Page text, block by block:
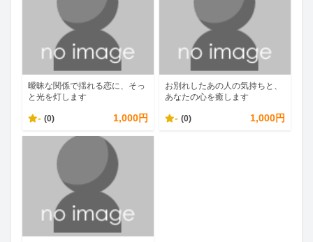
曖昧な関係で揺れる恋に、そっ
と光を灯します
- (0) 1,000円
お別れしたあの人の気持ちと、
あなたの心を癒します
- (0) 1,000円